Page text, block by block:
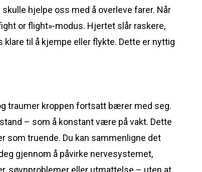
hjelpe oss med å overleve farer. Når
or flight»-modus. Hjertet slår raskere,
til å kjempe eller flykte. Dette er nyttig
traumer kroppen fortsatt bærer med seg.
– som å konstant være på vakt. Dette
som truende. Du kan sammenligne det
gjennom å påvirke nervesystemet,
søvnproblemer eller utmattelse – uten at